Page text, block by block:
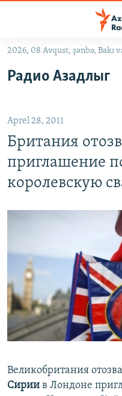
Əsas
qayıt
qayıt
Axtarışa
#İZAHLA
#ƏSLINDƏ
FƏRQƏ BAX
QANUNI DOĞRU
ARAŞDIRMA
FOTOQALEREYA
İNFOQRAFIKA
KARIKATURA
OXU ZALI
AZƏRBAYCAN ƏDƏBIYYATI
İSLAM VƏ DEMOKRATIYA
İZ - MƏDƏNIYYƏT PROQRAMI
HAQQIMIZDA
MISSIYAMIZ
PEŞƏ ETIKASI VƏ
MATERIALLARIMIZDAN
BIZIMLƏ ƏLAQƏ
XƏBƏR BÜLLETENLƏRIMIZ
BIZI IZLƏ
2026, 08 Avqust, şənbə, Bakı
Радио Азадлыг
Aprel 28, 2011
Британия
приглашение
королевскую
Великобритания
Сирии в Лондоне